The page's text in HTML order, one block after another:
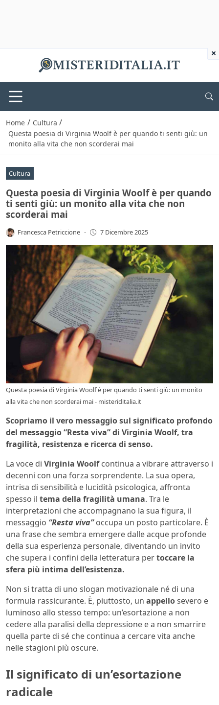
Home / Cultura /
Questa poesia di Virginia Woolf è per quando ti senti giù: un
monito alla vita che non scorderai mai
Cultura
Questa poesia di Virginia Woolf è per quando
ti senti giù: un monito alla vita che non
scorderai mai
Francesca Petriccione - 7 Dicembre 2025
Questa poesia di Virginia Woolf è per quando ti senti giù: un monito
alla vita che non scorderai mai - misteriditalia.it
Scopriamo il vero messaggio sul significato profondo
del messaggio “Resta viva” di Virginia Woolf, tra
fragilità, resistenza e ricerca di senso.
La voce di Virginia Woolfcontinua a vibrare attraverso i
decenni con una forza sorprendente. La sua opera,
intrisa di sensibilità e lucidità psicologica, affronta
spesso il tema della fragilità umana. Tra le
interpretazioni che accompagnano la sua figura, il
messaggio “Resta viva”occupa un posto particolare. È
una frase che sembra emergere dalle acque profonde
della sua esperienza personale, diventando un invito
che supera i confini della letteratura pertoccare la
sfera più intima dell’esistenza.
Non si tratta di uno slogan motivazionale né di una
formula rassicurante. È, piuttosto, un appellosevero e
luminoso allo stesso tempo: un’esortazione a non
cedere alla paralisi della depressione e a non smarrire
quella parte di sé che continua a cercare vita anche
nelle stagioni più oscure.
Il significato di un’esortazione
radicale
×